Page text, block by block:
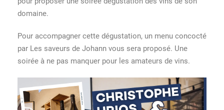
domaine.
Pour accompagner cette dégustation, un menu concocté
par Les saveurs de Johann vous sera proposé. Une
soirée à ne pas manquer pour les amateurs de vins.